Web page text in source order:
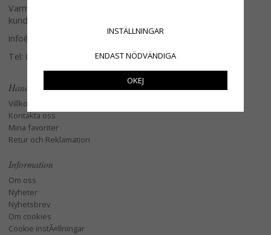
Varmt välkommen att kontakta vår
kundtjänst.
info@glasverandan.se
Tel: 079-3495968
Handla
Villkor
Kontakta oss
Mina favoriter
Retur och Reklamation
Information
Om oss
Nyheter
Nyhetsbrev
Om cookies
Cookie instÃ¤llningar
INSTÄLLNINGAR
ENDAST NÖDVÄNDIGA
OKEJ